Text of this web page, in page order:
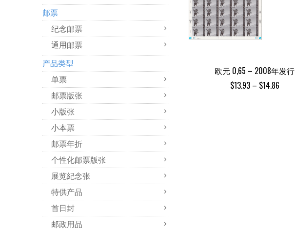
欧元 0,65 – 2008年发行
$13.93 – $14.86Price
邮票
纪念邮票
通用邮票
产品类型
单票
邮票版张
小版张
小本票
邮票年折
个性化邮票版张
展览紀念张
特供产品
首日封
邮政用品